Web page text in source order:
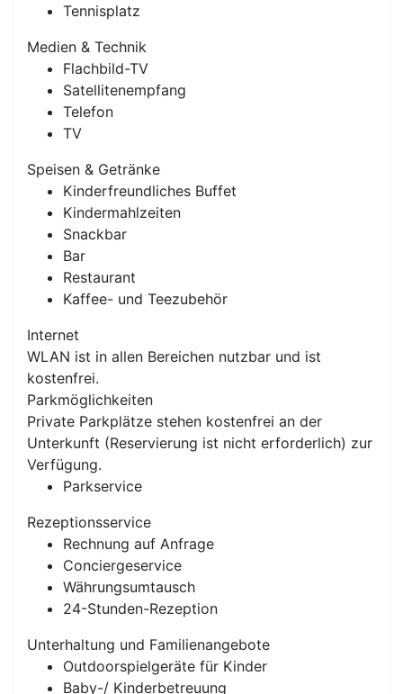
Tennisplatz
Medien & Technik
Flachbild-TV
Satellitenempfang
Telefon
TV
Speisen & Getränke
Kinderfreundliches Buffet
Kindermahlzeiten
Snackbar
Bar
Restaurant
Kaffee- und Teezubehör
Internet
WLAN ist in allen Bereichen nutzbar und ist
kostenfrei.
Parkmöglichkeiten
Private Parkplätze stehen kostenfrei an der
Unterkunft (Reservierung ist nicht erforderlich) zur
Verfügung.
Parkservice
Rezeptionsservice
Rechnung auf Anfrage
Conciergeservice
Währungsumtausch
24-Stunden-Rezeption
Unterhaltung und Familienangebote
Outdoorspielgeräte für Kinder
Baby-/ Kinderbetreuung